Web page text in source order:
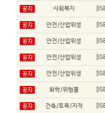
사회복지
안전/산업위생
안전/산업위생
안전/산업위생
안전/산업위생
화학/위험물
건축/토목/지적